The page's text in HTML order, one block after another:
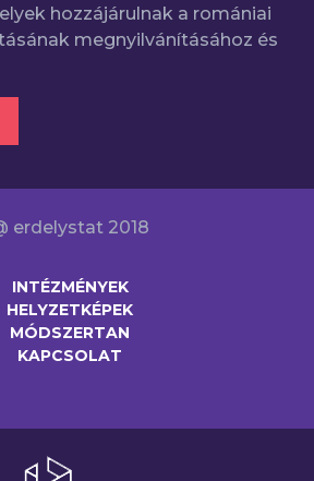
hozzájárulnak a romániai
megnyilvánításához és
erdelystat 2018
INTÉZMÉNYEK
HELYZETKÉPEK
MÓDSZERTAN
KAPCSOLAT